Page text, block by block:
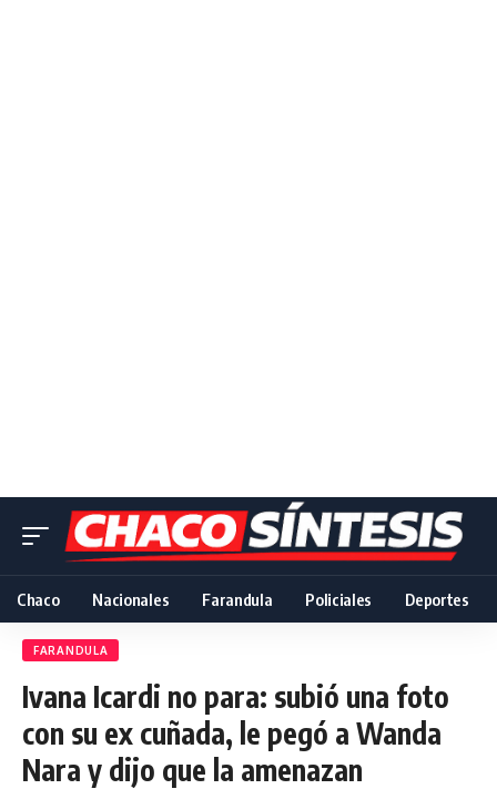
Chaco Nacionales Farandula Policiales Deportes
FARANDULA
Ivana Icardi no para: subió una foto
con su ex cuñada, le pegó a Wanda
Nara y dijo que la amenazan